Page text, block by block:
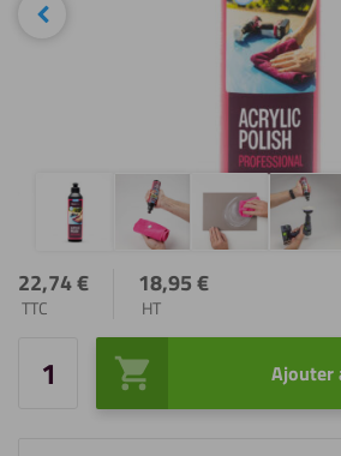
22,74€
TTC
18,95€
HT
quantité
Ajouter